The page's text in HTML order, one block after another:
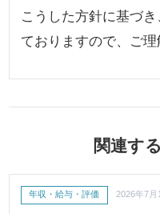
こうした方針に基づ
ておりますので、ご理
関連す
年収・給与・評価 2026年7